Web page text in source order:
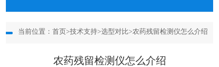
当前位置： 首页 >技术支持>选型对比>农药残留检测仪怎么介绍
农药残留检测仪怎么介绍